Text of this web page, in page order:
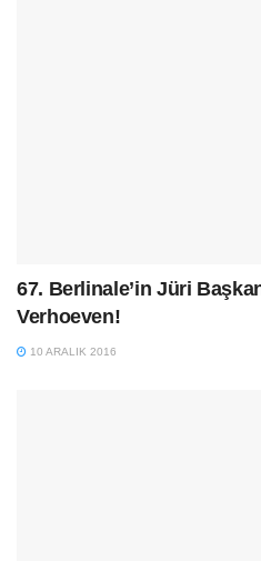
67. Berlinale’in Jüri
Verhoeven!
10 ARALIK 2016